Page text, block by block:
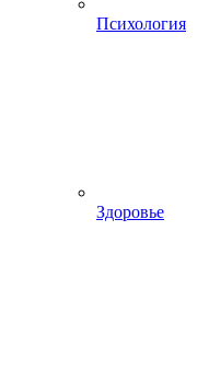
Психология
Здоровье